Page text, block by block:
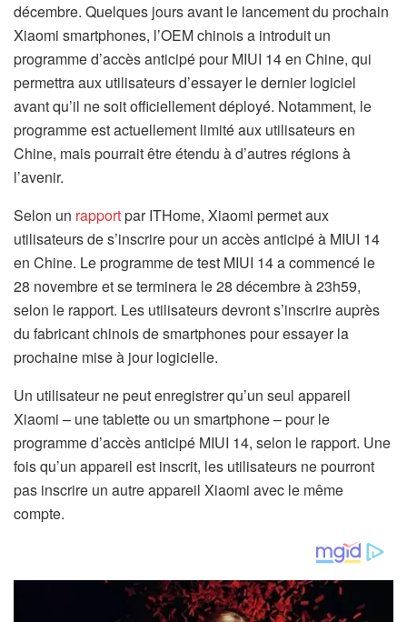
décembre. Quelques jours avant le lancement du prochain
Xiaomi smartphones, l’OEM chinois a introduit un
programme d’accès anticipé pour MIUI 14 en Chine, qui
permettra aux utilisateurs d’essayer le dernier logiciel
avant qu’il ne soit officiellement déployé. Notamment, le
programme est actuellement limité aux utilisateurs en
Chine, mais pourrait être étendu à d’autres régions à
l’avenir.
Selon un rapportpar ITHome, Xiaomi permet aux
utilisateurs de s’inscrire pour un accès anticipé à MIUI 14
en Chine. Le programme de test MIUI 14 a commencé le
28 novembre et se terminera le 28 décembre à 23h59,
selon le rapport. Les utilisateurs devront s’inscrire auprès
du fabricant chinois de smartphones pour essayer la
prochaine mise à jour logicielle.
Un utilisateur ne peut enregistrer qu’un seul appareil
Xiaomi – une tablette ou un smartphone – pour le
programme d’accès anticipé MIUI 14, selon le rapport. Une
fois qu’un appareil est inscrit, les utilisateurs ne pourront
pas inscrire un autre appareil Xiaomi avec le même
compte.